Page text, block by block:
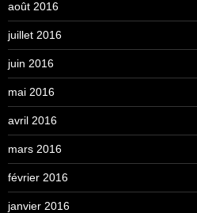
août 2016
juillet 2016
juin 2016
mai 2016
avril 2016
mars 2016
février 2016
janvier 2016